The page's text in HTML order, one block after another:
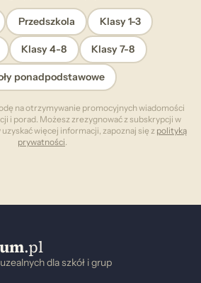
Przedszkola Klasy 1-3
Klasy 4-8 Klasy 7-8
ponadpodstawowe
na otrzymywanie promocyjnych wiadomości
i porad. Możesz zrezygnować z subskrypcji w
więcej informacji, zapoznaj się z polityką
prywatności
.pl
dla szkół i grup